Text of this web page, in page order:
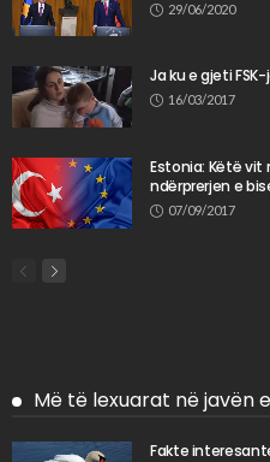
29/06/2020
Ja ku e gjeti
16/03/2017
Estonia: Këtë vit
ndërprerjen e
07/09/2017
Më të lexuarat në javën
Fakte